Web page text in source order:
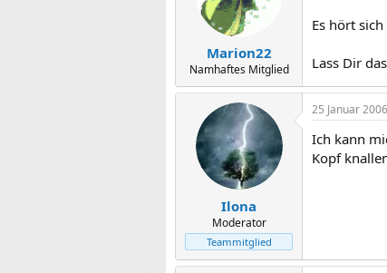
Marion22
Namhaftes Mitglied
Es hört
Lass Dir
Ilona
Moderator
Teammitglied
25 Januar 2006
Ich kann
Kopf